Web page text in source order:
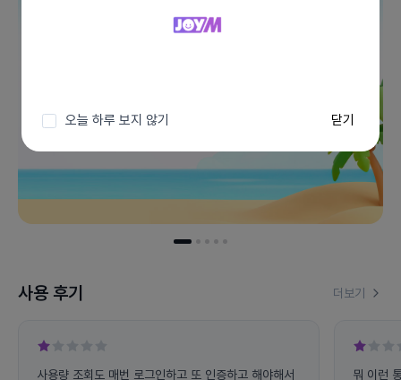
사용 후기 더보기
사용량 조회도 매번 로그인하고 또 인증하고 해야해서
뭐 이런
오늘 하루 보지 않기 닫기